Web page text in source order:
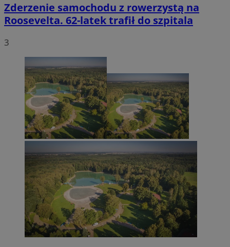
Zderzenie samochodu z rowerzystą na
Roosevelta. 62-latek trafił do szpitala
3